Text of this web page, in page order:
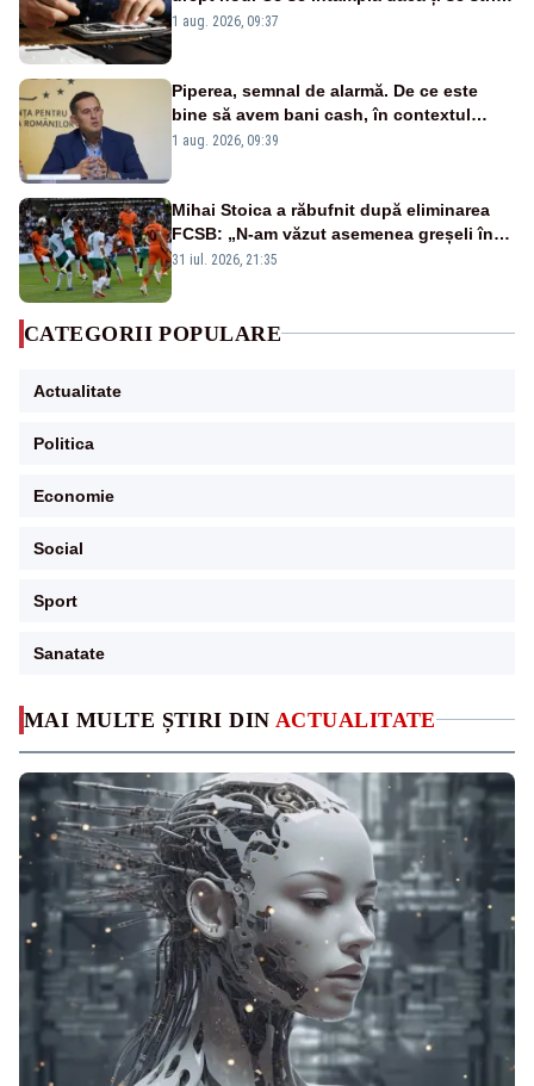
MAI MULTE ȘTIRI DIN ACTUALITATE
un produs
1 aug. 2026, 09:37
Piperea, semnal de alarmă. De ce este
bine să avem bani cash, în contextul
alertei energetice?
1 aug. 2026, 09:39
Mihai Stoica a răbufnit după eliminarea
FCSB: „N-am văzut asemenea greșeli în
190 de meciuri europene”
31 iul. 2026, 21:35
CATEGORII POPULARE
Actualitate
Politica
Economie
Social
Sport
Sanatate